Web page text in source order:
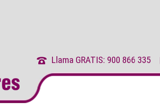
Llama GRATIS: 900 866 335